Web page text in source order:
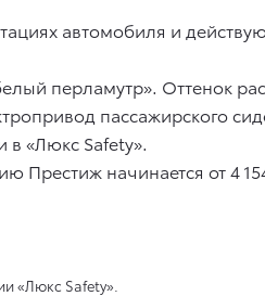
автомобиля и
перламутр». Оттенок
пассажирского
в «Люкс Safety».
Престиж начинается от 4
«Люкс Safety».